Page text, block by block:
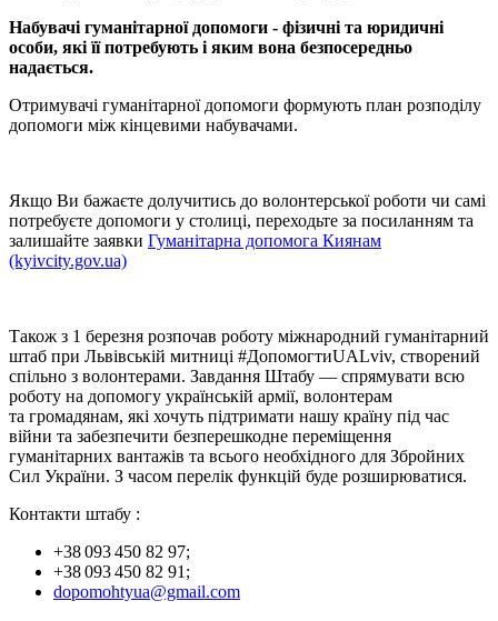
Набувачі гуманітарної допомоги - фізичні та юридичні
особи, які її потребують і яким вона безпосередньо
надається.
Отримувачі гуманітарної допомоги формують план розподілу
допомоги між кінцевими набувачами.
Якщо Ви бажаєте долучитись до волонтерської роботи чи самі
потребуєте допомоги у столиці, переходьте за посиланням та
залишайте заявки Гуманітарна допомога Киянам
(kyivcity.gov.ua)
Також з 1 березня розпочав роботу міжнародний гуманітарний
штаб при Львівській митниці #ДопомогтиUALviv, створений
спільно з волонтерами. Завдання Штабу — спрямувати всю
роботу на допомогу українській армії, волонтерам
та громадянам, які хочуть підтримати нашу країну під час
війни та забезпечити безперешкодне переміщення
гуманітарних вантажів та всього необхідного для Збройних
Сил України. З часом перелік функцій буде розширюватися.
Контакти штабу :
+38 093 450 82 97;
+38 093 450 82 91;
dopomohtyua@gmail.com